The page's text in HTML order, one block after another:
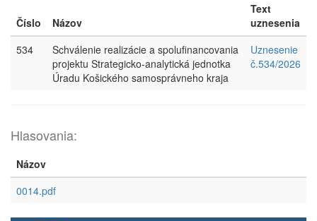
Číslo Názov
Text
uznesenia
534
Schválenie realizácie a spolufinancovania
projektu Strategicko-analytická jednotka
Úradu Košického samosprávneho kraja
Uznesenie
č.534/2026
Hlasovania:
Názov
0014.pdf